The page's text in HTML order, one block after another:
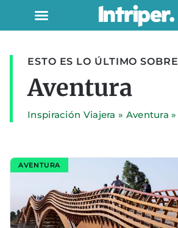
ESTO ES LO ÚLTIMO SOBRE
Aventura
Inspiración Viajera » Aventura »
AVENTURA